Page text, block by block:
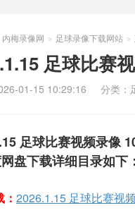
内梅录像网 > 足球录像下载网站 >
足球比赛
01-15 10:29:16 分类：
足球比赛视频录像
盘下载详细目录如下：
2026.1.15 足球比赛视